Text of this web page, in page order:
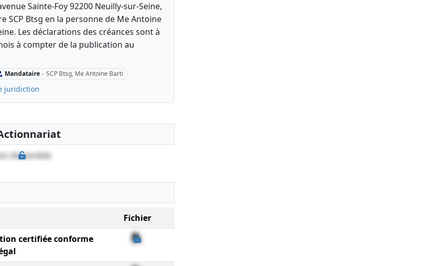
Sainte-Foy 92200 Neuilly-sur-Seine,
SCP Btsg en la personne de Me Antoine
Les déclarations des créances sont à
à compter de la publication au
Mandataire - SCP Btsg, Me Antoine Barti
juridiction
disponible
Fichier
certifiée conforme